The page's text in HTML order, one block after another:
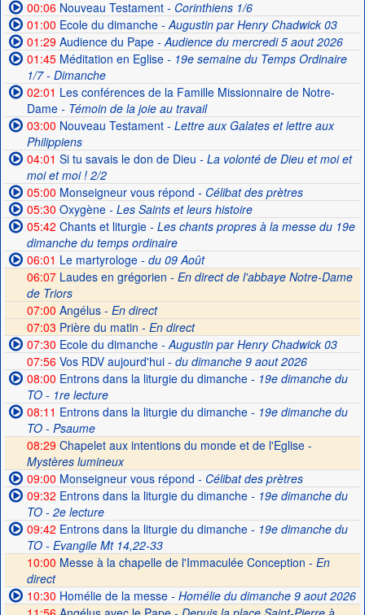
00:06Nouveau Testament- Corinthiens 1/6
01:00 Ecole du dimanche- Augustin par Henry Chadwick 03
01:29Audience du Pape- Audience du mercredi 5 aout 2026
01:45Méditation en Eglise- 19e semaine du Temps Ordinaire
1/7 - Dimanche
02:01 Les conférences de la Famille Missionnaire de Notre-
Dame- Témoin de la joie au travail
03:00 Nouveau Testament- Lettre aux Galates et lettre aux
Philippiens
04:01 Si tu savais le don de Dieu - La volonté de Dieu et moi et
moi et moi ! 2/2
05:00 Monseigneur vous répond - Célibat des prètres
05:30 Oxygène- Les Saints et leurs histoire
05:42 Chants et liturgie- Les chants propres à la messe du 19e
dimanche du temps ordinaire
06:01 Le martyrologe- du 09 Août
06:07Laudes en grégorien - En direct de l'abbaye Notre-Dame
de Triors
07:00 Angélus - En direct
07:03 Prière du matin - En direct
07:30 Ecole du dimanche- Augustin par Henry Chadwick 03
07:56Vos RDV aujourd'hui- du dimanche 9 aout 2026
08:00 Entrons dans la liturgie du dimanche- 19e dimanche du
TO - 1re lecture
08:11 Entrons dans la liturgie du dimanche- 19e dimanche du
TO - Psaume
08:29 Chapelet aux intentions du monde et de l'Eglise -
Mystères lumineux
09:00 Monseigneur vous répond - Célibat des prètres
09:32 Entrons dans la liturgie du dimanche- 19e dimanche du
TO - 2e lecture
09:42 Entrons dans la liturgie du dimanche- 19e dimanche du
TO - Evangile Mt 14,22-33
10:00 Messe à la chapelle de l'Immaculée Conception - En
direct
10:30 Homélie de la messe- Homélie du dimanche 9 aout 2026